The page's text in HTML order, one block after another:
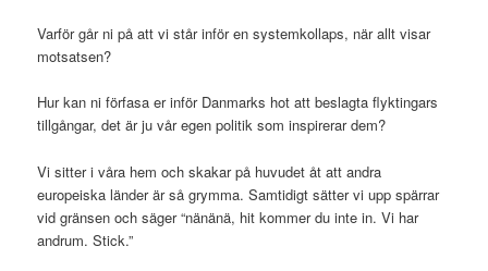
Varför går ni på att vi står inför en systemkollaps, när allt visar
motsatsen?
Hur kan ni förfasa er inför Danmarks hot att beslagta flyktingars
tillgångar, det är ju vår egen politik som inspirerar dem?
Vi sitter i våra hem och skakar på huvudet åt att andra
europeiska länder är så grymma. Samtidigt sätter vi upp spärrar
vid gränsen och säger “nänänä, hit kommer du inte in. Vi har
andrum. Stick.”